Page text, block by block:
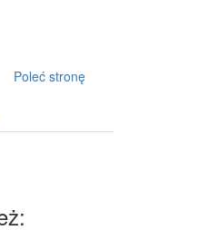
I REKREACYJNE
Poleć stronę